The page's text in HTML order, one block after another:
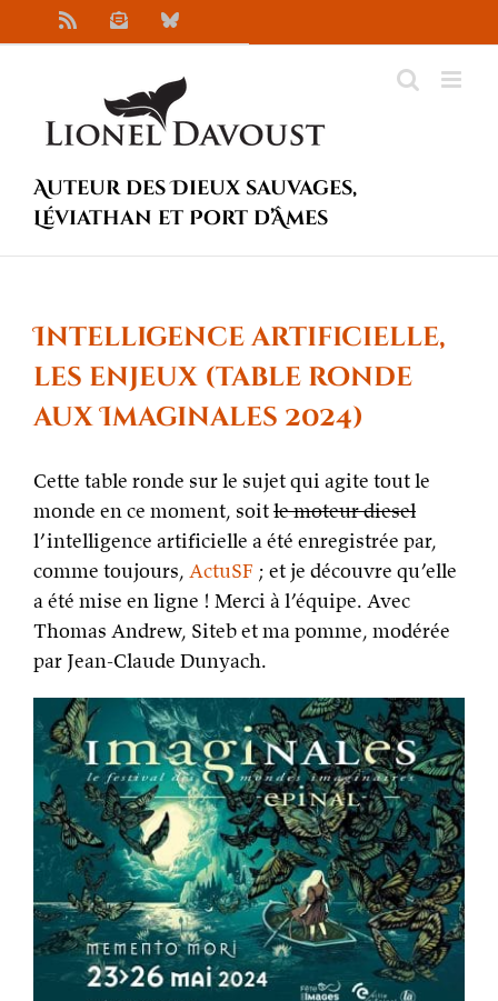
au
NewsletterBluesky
Auteur des Dieux sauvages,
Léviathan et Port d’Âmes
Intelligence artificielle,
les enjeux (table ronde
aux Imaginales 2024)
Cette table ronde sur le sujet qui agite tout le
monde en ce moment, soitle moteur diesel
l’intelligence artificielle a été enregistrée par,
comme toujours, ActuSF ; et je découvre qu’elle
a été mise en ligne ! Merci à l’équipe. Avec
Thomas Andrew, Siteb et ma pomme, modérée
par Jean-Claude Dunyach.